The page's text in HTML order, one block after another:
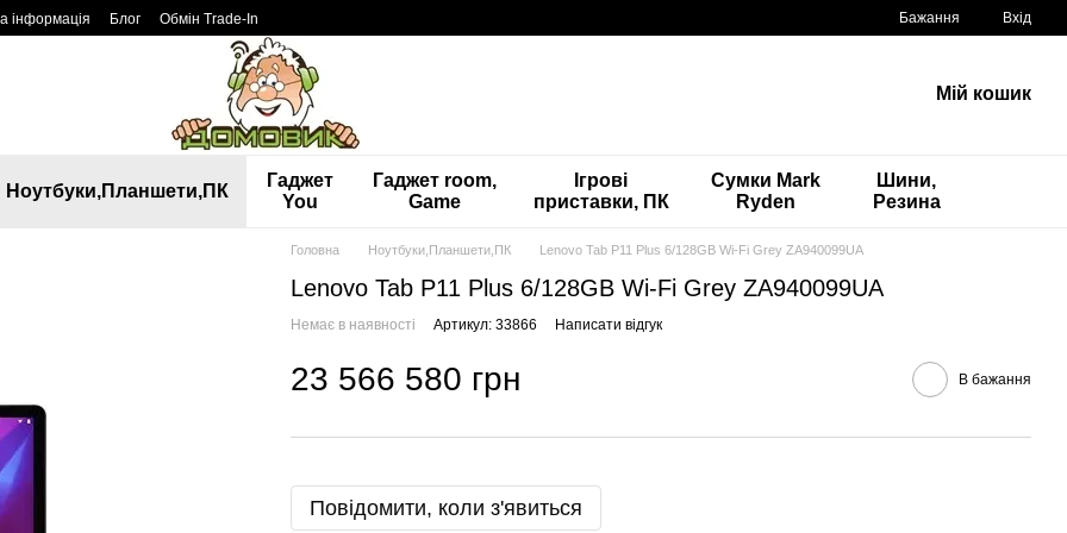
інформація Блог Обмін Trade-In Бажання Вхід
Мій кошик
Ноутбуки,Планшети,ПК
Гаджет
You
Гаджет room,
Game
Ігрові
приставки, ПК
Сумки Mark
Ryden
Шини,
Резина
Головна Ноутбуки,Планшети,ПК Lenovo Tab P11 Plus 6/128GB Wi-Fi Grey ZA940099UA
Lenovo Tab P11 Plus 6/128GB Wi-Fi Grey ZA940099UA
Немає в наявності Артикул: 33866 Написати відгук
23 566 580 грн В бажання
Повідомити, коли з'явиться